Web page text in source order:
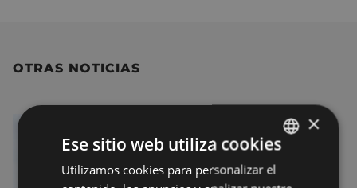
OTRAS NOTICIAS
BASQUE
×
Ese sitio web utiliza cookies
Utilizamos cookies para personalizar el